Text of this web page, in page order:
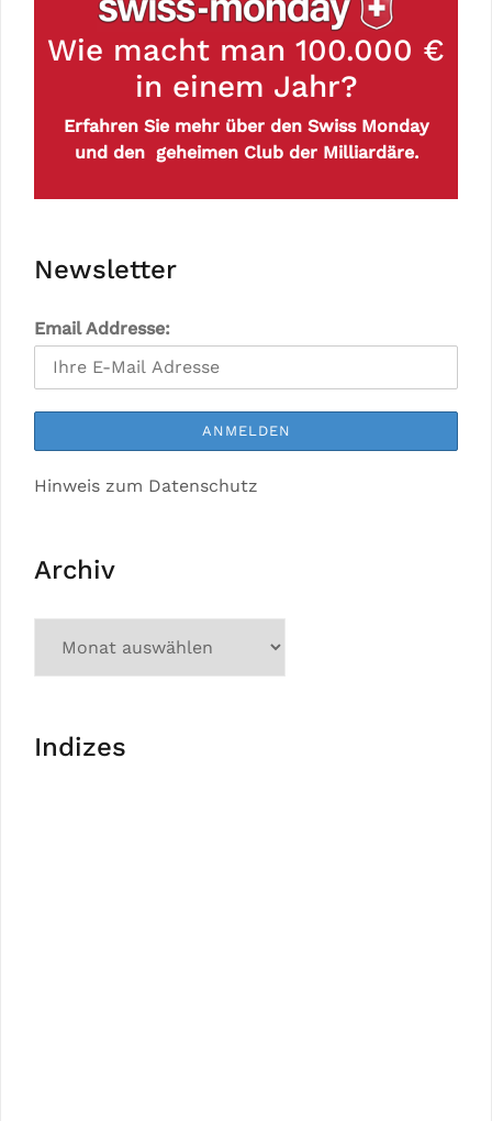
Wie macht man 100.000 €
in einem Jahr?
Erfahren Sie mehr über den Swiss Monday
und den geheimen Club der Milliardäre.
Newsletter
Email Addresse:
Hinweis zum Datenschutz
Archiv
Indizes